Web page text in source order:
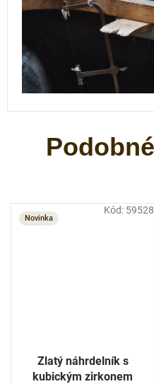
Novinka
Zlatý náhrdelník s
kubickým zirkonem
Kód: 59528